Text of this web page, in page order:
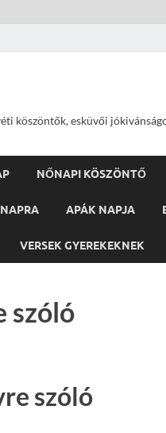
köszöntők, esküvői
NŐNAPI KÖSZÖNTŐ
APÁK NAPJA
VERSEK GYEREKEKNEK
szóló
szóló